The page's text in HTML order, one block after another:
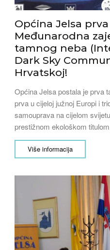
Općina Jelsa prva
Međunarodna
tamnog neba
Dark Sky
Hrvatskoj!
Općina Jelsa postala je prva
prva u cijeloj južnoj Europi i
samouprava na cijelom
prestižnom ekološkom
Više informacija